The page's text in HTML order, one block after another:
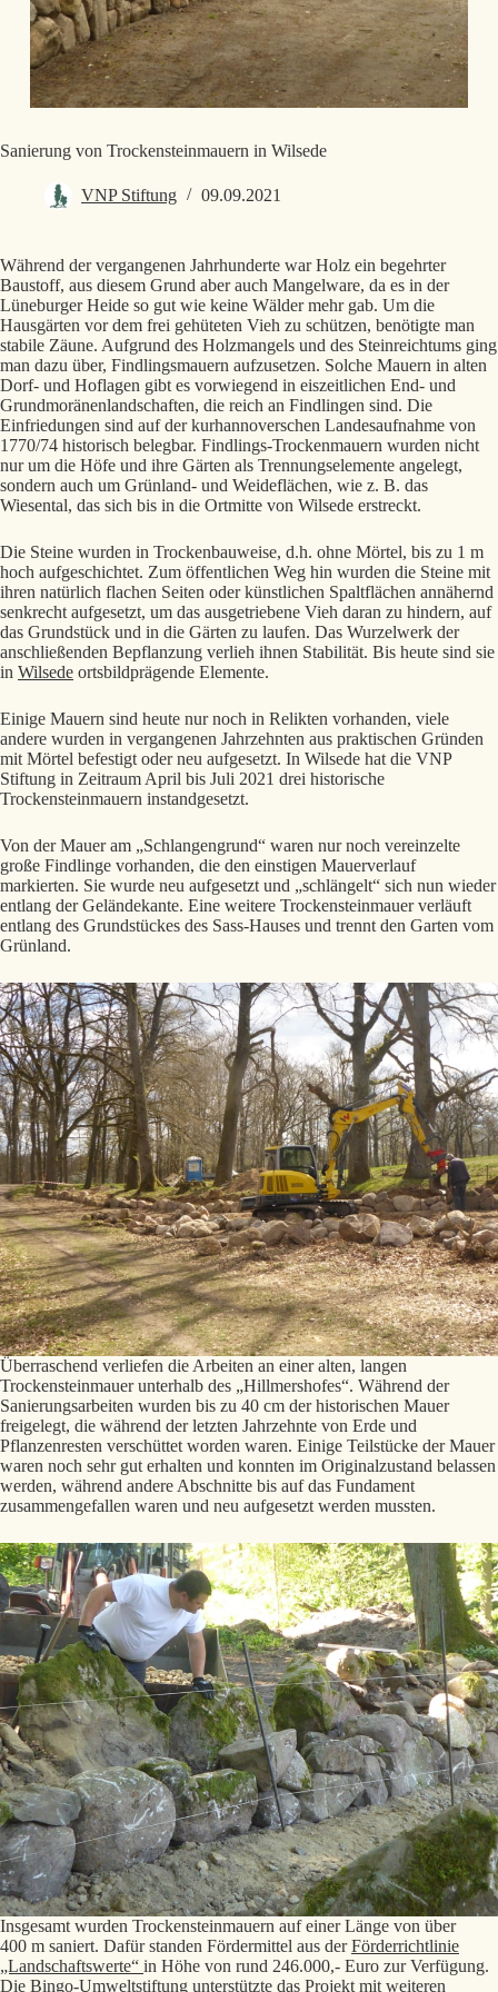
Sanierung von Trockensteinmauern in Wilsede
VNP Stiftung 09.09.2021
Während der vergangenen Jahrhunderte war Holz ein begehrter
Baustoff, aus diesem Grund aber auch Mangelware, da es in der
Lüneburger Heide so gut wie keine Wälder mehr gab. Um die
Hausgärten vor dem frei gehüteten Vieh zu schützen, benötigte man
stabile Zäune. Aufgrund des Holzmangels und des Steinreichtums ging
man dazu über, Findlingsmauern aufzusetzen. Solche Mauern in alten
Dorf- und Hoflagen gibt es vorwiegend in eiszeitlichen End- und
Grundmoränenlandschaften, die reich an Findlingen sind. Die
Einfriedungen sind auf der kurhannoverschen Landesaufnahme von
1770/74 historisch belegbar. Findlings-Trockenmauern wurden nicht
nur um die Höfe und ihre Gärten als Trennungselemente angelegt,
sondern auch um Grünland- und Weideflächen, wie z. B. das
Wiesental, das sich bis in die Ortmitte von Wilsede erstreckt.
Die Steine wurden in Trockenbauweise, d.h. ohne Mörtel, bis zu 1 m
hoch aufgeschichtet. Zum öffentlichen Weg hin wurden die Steine mit
ihren natürlich flachen Seiten oder künstlichen Spaltflächen annähernd
senkrecht aufgesetzt, um das ausgetriebene Vieh daran zu hindern, auf
das Grundstück und in die Gärten zu laufen. Das Wurzelwerk der
anschließenden Bepflanzung verlieh ihnen Stabilität. Bis heute sind sie
in Wilsede ortsbildprägende Elemente.
Einige Mauern sind heute nur noch in Relikten vorhanden, viele
andere wurden in vergangenen Jahrzehnten aus praktischen Gründen
mit Mörtel befestigt oder neu aufgesetzt. In Wilsede hat die VNP
Stiftung in Zeitraum April bis Juli 2021 drei historische
Trockensteinmauern instandgesetzt.
Von der Mauer am „Schlangengrund“ waren nur noch vereinzelte
große Findlinge vorhanden, die den einstigen Mauerverlauf
markierten. Sie wurde neu aufgesetzt und „schlängelt“ sich nun wieder
entlang der Geländekante. Eine weitere Trockensteinmauer verläuft
entlang des Grundstückes des Sass-Hauses und trennt den Garten vom
Grünland.
Überraschend verliefen die Arbeiten an einer alten, langen
Trockensteinmauer unterhalb des „Hillmershofes“. Während der
Sanierungsarbeiten wurden bis zu 40 cm der historischen Mauer
freigelegt, die während der letzten Jahrzehnte von Erde und
Pflanzenresten verschüttet worden waren. Einige Teilstücke der Mauer
waren noch sehr gut erhalten und konnten im Originalzustand belassen
werden, während andere Abschnitte bis auf das Fundament
zusammengefallen waren und neu aufgesetzt werden mussten.
Insgesamt wurden Trockenstein­mauern auf einer Länge von über
400 m saniert. Dafür standen Fördermittel aus derFörderrichtlinie
„Landschaftswerte“ in Höhe von rund 246.000,- Euro zur Verfügung.
Die Bingo-Umweltstiftung unterstützte das Projekt mit weiteren